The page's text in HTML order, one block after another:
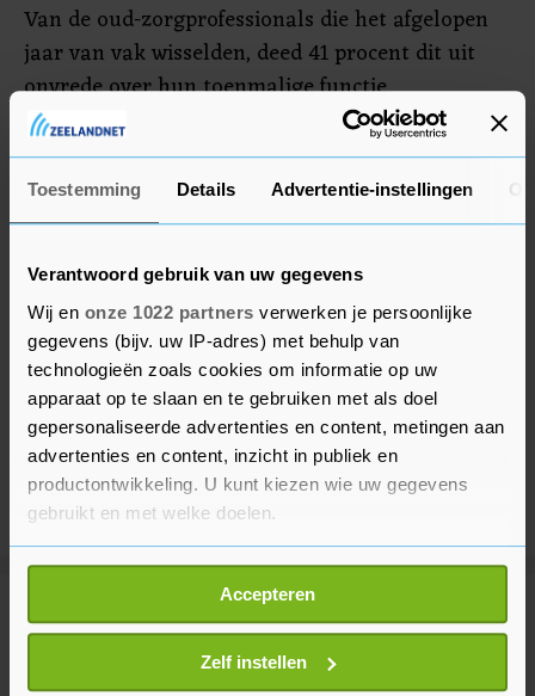
Toestemming Details Advertentie-instellingen
Verantwoord gebruik van uw gegevens
Wij en onze 1022 partners verwerken je persoonlijke
gegevens (bijv. uw IP-adres) met behulp van
technologieën zoals cookies om informatie op uw
apparaat op te slaan en te gebruiken met als doel
gepersonaliseerde advertenties en content, metingen aan
advertenties en content, inzicht in publiek en
productontwikkeling. U kunt kiezen wie uw gegevens
gebruikt en met welke doelen.
Als u het toestaat, willen we ook graag:
Informatie verzamelen over uw geografische
locatie, die tot een paar meter nauwkeurig kan zijn
Uw apparaat identificeren door het actief te
scannen op specifieke eigenschappen (fingerprinting)
Accepteren
Zelf instellen
Van de oud-zorgprofessionals die het afgelopen
jaar van vak wisselden, deed 41 procent dit uit
onvrede over hun toenmalige functie.
Meer uit Gezond